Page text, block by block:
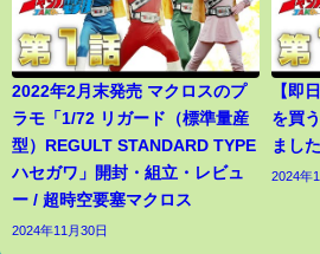
2022年2月末発売 マクロスのプ
ラモ「1/72 リガード（標準量産
型）REGULT STANDARD TYPE
ハセガワ」開封・組立・レビュ
ー / 超時空要塞マクロス
2024年11月30日
【即
を買
ました
2024年